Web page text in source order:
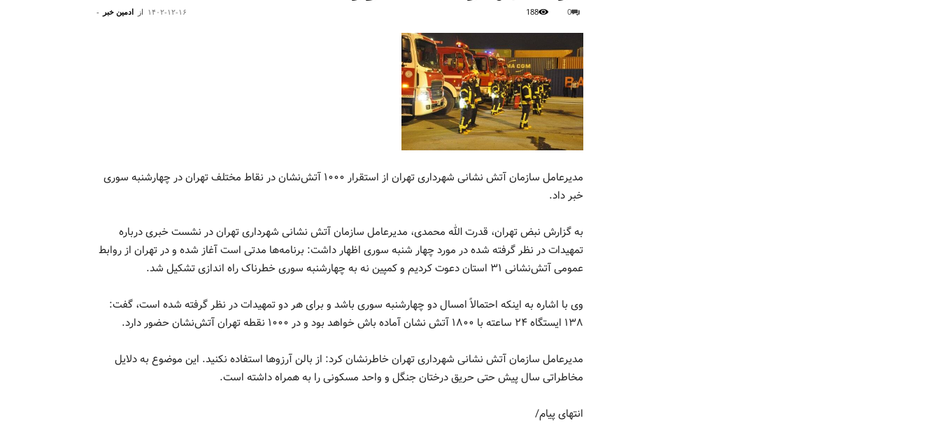
از ادمین خبر - ۱۴۰۲-۱۲-۱۶ 0
188
مدیرعامل سازمان آتش نشانی شهرداری تهران از استقرار ۱۰۰۰ آتش‌نشان در نقاط مختلف تهران در چهارشنبه سوری
خبر داد.
به گزارش نبض تهران، قدرت الله محمدی، مدیرعامل سازمان آتش نشانی شهرداری تهران در نشست خبری درباره
تمهیدات در نظر گرفته شده در مورد چهار شنبه سوری اظهار داشت: برنامه‌ها مدتی است آغاز شده و در تهران از روابط
عمومی آتش‌نشانی ۳۱ استان دعوت کردیم و کمپین نه به چهارشنبه سوری خطرناک راه اندازی تشکیل شد.
وی با اشاره به اینکه احتمالاً امسال دو چهارشنبه سوری باشد و برای هر دو تمهیدات در نظر گرفته شده است، گفت:
۱۳۸ ایستگاه ۲۴ ساعته با ۱۸۰۰ آتش نشان آماده باش خواهد بود و در ۱۰۰۰ نقطه تهران آتش‌نشان حضور دارد.
مدیرعامل سازمان آتش نشانی شهرداری تهران خاطرنشان کرد: از بالن آرزوها استفاده نکنید. این موضوع به دلایل
مخاطراتی سال پیش حتی حریق درختان جنگل و واحد مسکونی را به همراه داشته است.
انتهای پیام/